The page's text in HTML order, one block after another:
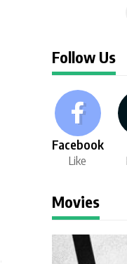
Follow Us
Facebook
Like
Movies